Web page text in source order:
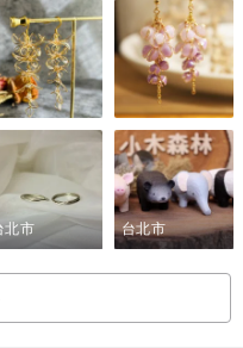
力搓揉
、夾掛即可
但能呈現不同的視覺感呢，可
題不同，少許有色差較無法避
請見諒。
品瑕疵問題，恕無法退貨，可
北市 台北市